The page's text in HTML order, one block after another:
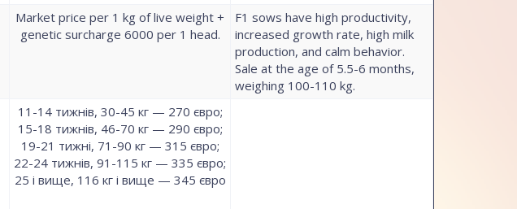
Market price per 1 kg of live weight +
genetic surcharge 6000 per 1 head.
F1 sows have high productivity,
increased growth rate, high milk
production, and calm behavior.
Sale at the age of 5.5-6 months,
weighing 100-110 kg.
11-14 тижнів, 30-45 кг — 270 євро;
15-18 тижнів, 46-70 кг — 290 євро;
19-21 тижні, 71-90 кг — 315 євро;
22-24 тижнів, 91-115 кг — 335 євро;
25 і вище, 116 кг і вище — 345 євро